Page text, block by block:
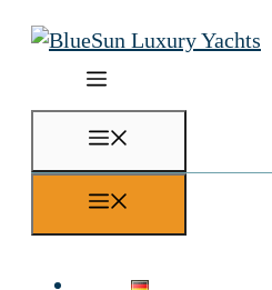
Zum
Inhalt